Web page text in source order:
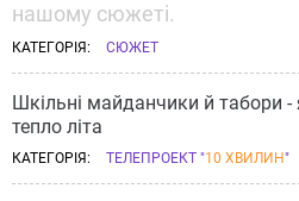
нашому сюжеті.
КАТЕГОРІЯ: СЮЖЕТ
Шкільні майданчики й табори -
тепло літа
КАТЕГОРІЯ: ТЕЛЕПРОЕКТ "10 ХВИЛИН"